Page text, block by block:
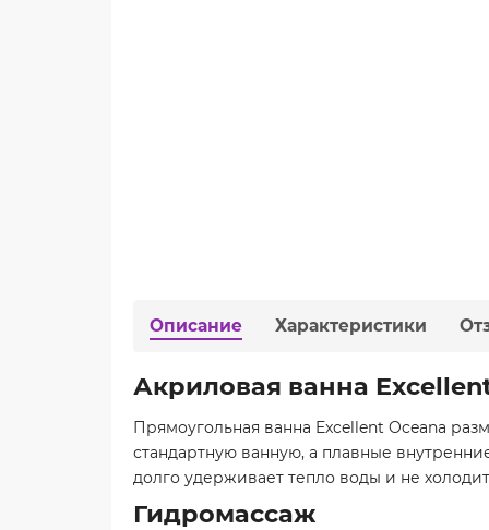
Описание Характеристики
Акриловая ванна
Прямоугольная ванна Excellent Oceana
стандартную ванную, а плавные
долго удерживает тепло воды и не
Гидромассаж